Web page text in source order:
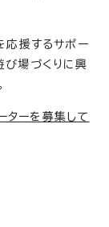
応援するサポー
び場づくりに興
ターを募集して